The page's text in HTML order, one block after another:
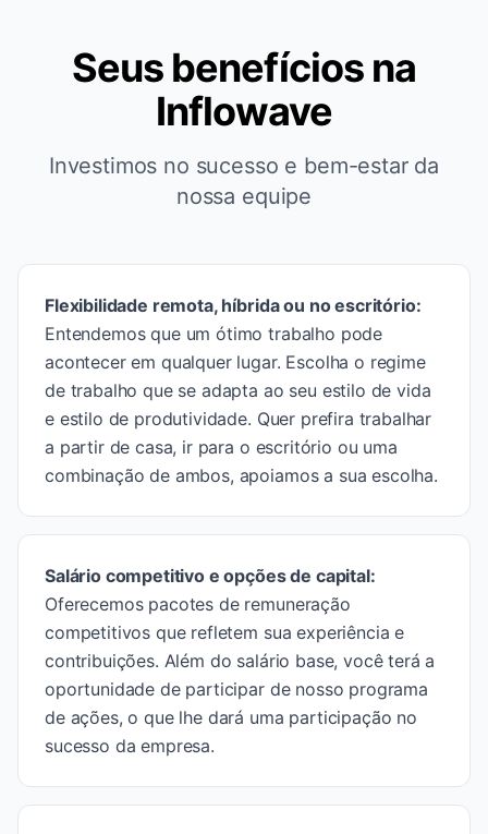
Seus benefícios na
Inflowave
Investimos no sucesso e bem-estar da
nossa equipe
Flexibilidade remota, híbrida ou no escritório:
Entendemos que um ótimo trabalho pode
acontecer em qualquer lugar. Escolha o regime
de trabalho que se adapta ao seu estilo de vida
e estilo de produtividade. Quer prefira trabalhar
a partir de casa, ir para o escritório ou uma
combinação de ambos, apoiamos a sua escolha.
Salário competitivo e opções de capital:
Oferecemos pacotes de remuneração
competitivos que refletem sua experiência e
contribuições. Além do salário base, você terá a
oportunidade de participar de nosso programa
de ações, o que lhe dará uma participação no
sucesso da empresa.